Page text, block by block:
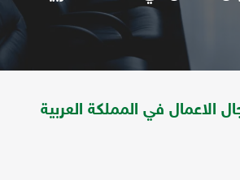
الاعمال في المملكة العربية